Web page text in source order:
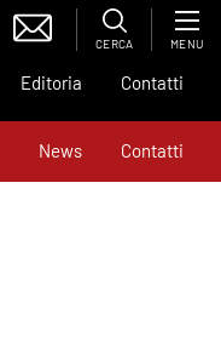
CERCA MENU
Editoria Contatti
News Contatti